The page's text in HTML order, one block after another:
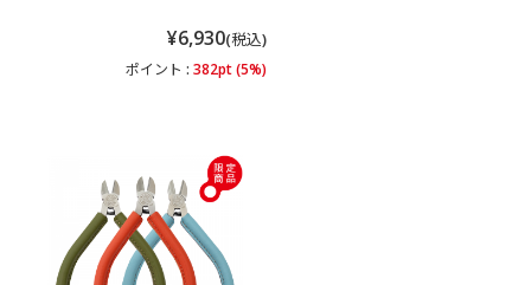
¥6,930(税込)
ポイント : 382pt (5%)